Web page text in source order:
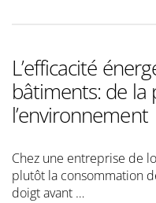
L’efficacité
bâtiments: de la
l’environnement
Chez une entreprise de
plutôt la consommation
doigt avant …